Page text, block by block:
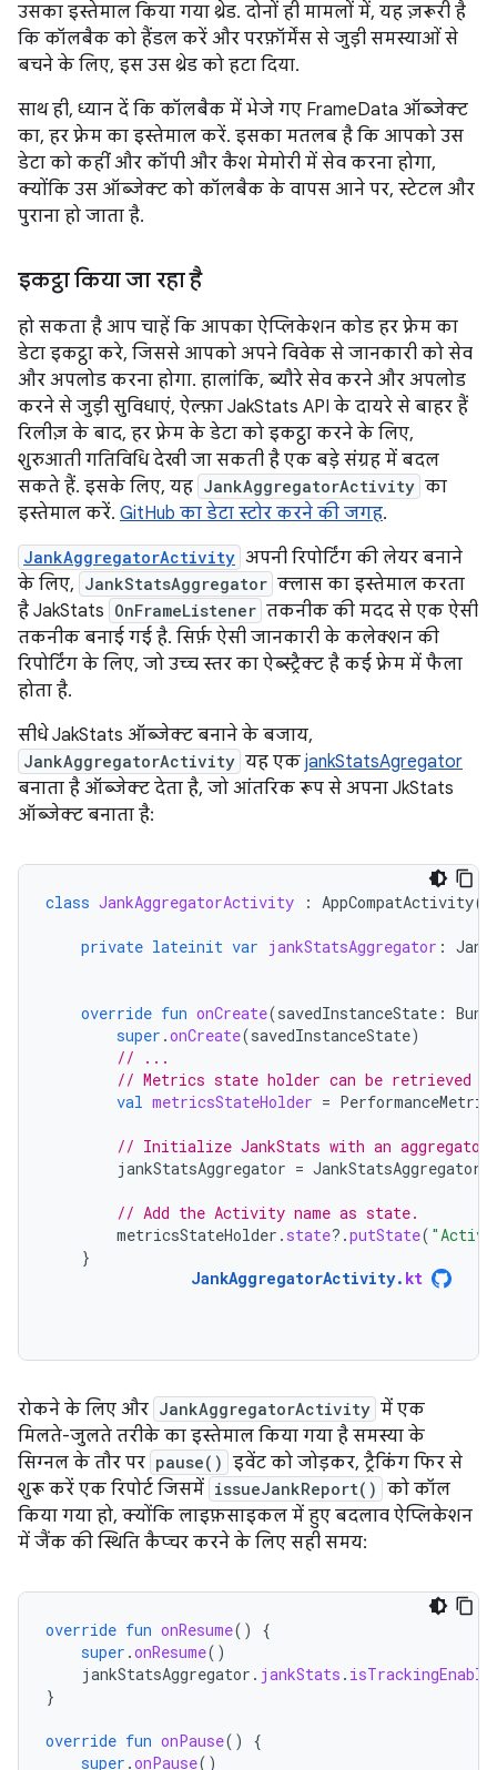
उसका इस्तेमाल किया गया थ्रेड. दोनों ही मामलों में, यह ज़रूरी है
कि कॉलबैक को हैंडल करें और परफ़ॉर्मेंस से जुड़ी समस्याओं से
बचने के लिए, इस उस थ्रेड को हटा दिया.
साथ ही, ध्यान दें कि कॉलबैक में भेजे गए FrameData ऑब्जेक्ट
का, हर फ़्रेम का इस्तेमाल करें. इसका मतलब है कि आपको उस
डेटा को कहीं और कॉपी और कैश मेमोरी में सेव करना होगा,
क्योंकि उस ऑब्जेक्ट को कॉलबैक के वापस आने पर, स्टेटल और
पुराना हो जाता है.
इकट्ठा किया जा रहा है
हो सकता है आप चाहें कि आपका ऐप्लिकेशन कोड हर फ़्रेम का
डेटा इकट्ठा करे, जिससे आपको अपने विवेक से जानकारी को सेव
और अपलोड करना होगा. हालांकि, ब्यौरे सेव करने और अपलोड
करने से जुड़ी सुविधाएं, ऐल्फ़ा JakStats API के दायरे से बाहर हैं
रिलीज़ के बाद, हर फ़्रेम के डेटा को इकट्ठा करने के लिए,
शुरुआती गतिविधि देखी जा सकती है एक बड़े संग्रह में बदल
सकते हैं. इसके लिए, यह JankAggregatorActivity का
इस्तेमाल करें. GitHub का डेटा स्टोर करने की जगह.
JankAggregatorActivity अपनी रिपोर्टिंग की लेयर बनाने
के लिए, JankStatsAggregator क्लास का इस्तेमाल करता
है JakStats OnFrameListener तकनीक की मदद से एक ऐसी
तकनीक बनाई गई है. सिर्फ़ ऐसी जानकारी के कलेक्शन की
रिपोर्टिंग के लिए, जो उच्च स्तर का ऐब्स्ट्रैक्ट है कई फ़्रेम में फैला
होता है.
सीधे JakStats ऑब्जेक्ट बनाने के बजाय,
JankAggregatorActivity यह एक jankStatsAgregator
बनाता है ऑब्जेक्ट देता है, जो आंतरिक रूप से अपना JkStats
ऑब्जेक्ट बनाता है:
class JankAggregatorActivity : AppCompatActivity()
private lateinit var jankStatsAggregator :
override fun onCreate(savedInstanceState :
super .onCreate(savedInstanceState)
// ...
// Metrics state holder can be retrieved
val metricsStateHolder =
// Initialize JankStats with an aggregator
jankStatsAggregator = JankStatsAggregator
// Add the Activity name as state.
metricsStateHolder . state?.putState(
}
JankAggregatorActivity. kt
रोकने के लिए और JankAggregatorActivity में एक
मिलते-जुलते तरीके का इस्तेमाल किया गया है समस्या के
सिग्नल के तौर पर pause() इवेंट को जोड़कर, ट्रैकिंग फिर से
शुरू करें एक रिपोर्ट जिसमें issueJankReport() को कॉल
किया गया हो, क्योंकि लाइफ़साइकल में हुए बदलाव ऐप्लिकेशन
में जैंक की स्थिति कैप्चर करने के लिए सही समय:
override fun onResume()
{
super .onResume()
jankStatsAggregator . jankStats .
}
override fun onPause()
{
super .onPause()